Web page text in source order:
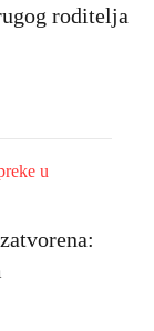
roditelja